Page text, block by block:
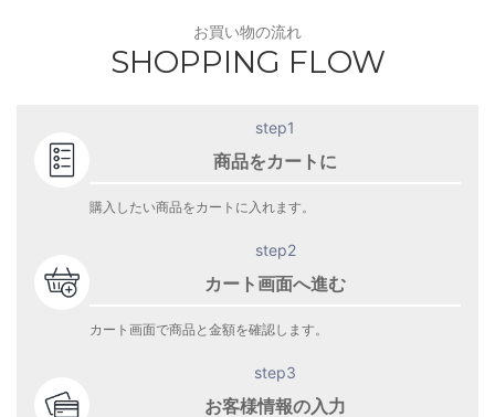
お買い物の流れ
SHOPPING FLOW
step1
商品をカートに
購入したい商品をカートに入れます。
step2
カート画面へ進む
カート画面で商品と金額を確認します。
step3
お客様情報の入力